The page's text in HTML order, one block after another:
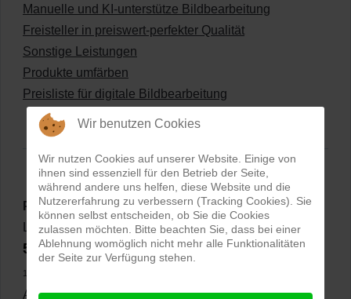
Manuelle und KI-unterstütze Bildbearbeitung
Freisteller in preiswert-perfekter Qualität
Sonstige Leistungen
Produkte umfärben
Preisliste für digitale Bildbearbeitung
PRO-ducto GmbH, Fotografie und Bildbearbeitung in
Lichtenau
5,0⭐⭐⭐⭐⭐ bei144 Google-Rezensionen (Stand
11.01.2026)
Alle Rezensionen ansehen|Bewertung abgeben
Wir benutzen Cookies
Wir nutzen Cookies auf unserer Website. Einige von
ihnen sind essenziell für den Betrieb der Seite,
während andere uns helfen, diese Website und die
Nutzererfahrung zu verbessern (Tracking Cookies). Sie
können selbst entscheiden, ob Sie die Cookies
zulassen möchten. Bitte beachten Sie, dass bei einer
Ablehnung womöglich nicht mehr alle Funktionalitäten
der Seite zur Verfügung stehen.